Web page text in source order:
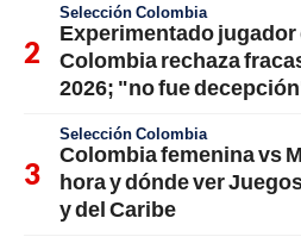
Selección Colombia
Experimentado jugador
Colombia rechaza
2026; "no fue
Selección Colombia
Colombia femenina vs
hora y dónde ver
y del Caribe